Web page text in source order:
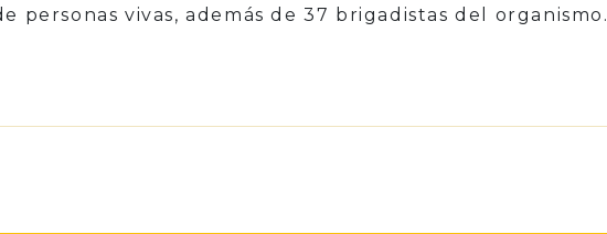
personas vivas, además de 37 brigadistas del organismo.